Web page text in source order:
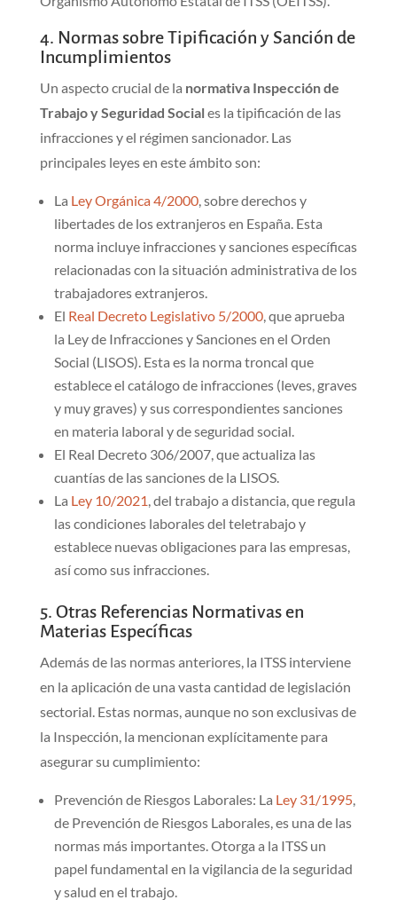
4. Normas sobre Tipificación y Sanción de
Incumplimientos
Un aspecto crucial de la normativa Inspección de
Trabajo y Seguridad Sociales la tipificación de las
infracciones y el régimen sancionador. Las
principales leyes en este ámbito son:
La Ley Orgánica 4/2000, sobre derechos y
libertades de los extranjeros en España. Esta
norma incluye infracciones y sanciones específicas
relacionadas con la situación administrativa de los
trabajadores extranjeros.
El Real Decreto Legislativo 5/2000, que aprueba
la Ley de Infracciones y Sanciones en el Orden
Social (LISOS). Esta es la norma troncal que
establece el catálogo de infracciones (leves, graves
y muy graves) y sus correspondientes sanciones
en materia laboral y de seguridad social.
El Real Decreto 306/2007, que actualiza las
cuantías de las sanciones de la LISOS.
La Ley 10/2021 , del trabajo a distancia, que regula
las condiciones laborales del teletrabajo y
establece nuevas obligaciones para las empresas,
así como sus infracciones.
5. Otras Referencias Normativas en
Materias Específicas
Además de las normas anteriores, la ITSS interviene
en la aplicación de una vasta cantidad de legislación
sectorial. Estas normas, aunque no son exclusivas de
la Inspección, la mencionan explícitamente para
asegurar su cumplimiento:
Prevención de Riesgos Laborales: La Ley 31/1995,
de Prevención de Riesgos Laborales, es una de las
normas más importantes. Otorga a la ITSS un
papel fundamental en la vigilancia de la seguridad
y salud en el trabajo.